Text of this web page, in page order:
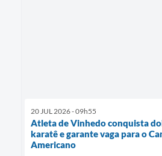
20 JUL 2026 - 09h55
Atleta de Vinhedo conquista
karatê e garante vaga para o
Americano